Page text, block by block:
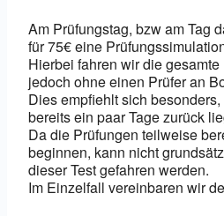
Am Prüfungstag, bzw am Tag
für 75€ eine
Hierbei fahren wir die
jedoch ohne einen Prüfer an
Dies empfiehlt sich
bereits ein paar Tage zurück
Da die Prüfungen teilweise
beginnen, kann nicht
dieser Test gefahren werden.
Im Einzelfall vereinbaren wir